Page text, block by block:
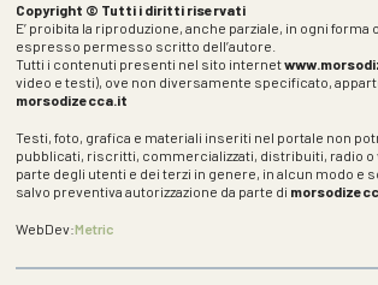
Copyright © Tutti i diritti riservati
E’ proibita la riproduzione, anche parziale, in ogni forma
espresso permesso scritto dell’autore.
Tutti i contenuti presenti nel sito internet
video e testi), ove non diversamente specificato,
morsodizecca.it
Testi, foto, grafica e materiali inseriti nel portale non
pubblicati, riscritti, commercializzati, distribuiti, radio
parte degli utenti e dei terzi in genere, in alcun modo e
salvo preventiva autorizzazione da parte di
WebDev:Metric